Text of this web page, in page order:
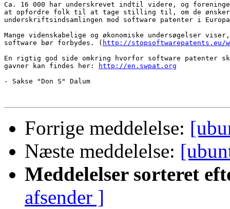
Ca. 16 000 har underskrevet indtil videre, og
at opfordre folk til at tage stilling til, om de ønsker
underskriftsindsamlingen mod software patenter i
Mange videnskabelige og økonomiske undersøgelser
software bør forbydes. ( http://stopsoftwarepatents.eu/
En rigtig god side omkring hvorfor software patenter
gavner kan findes her:
http://en.swpat.org
- Sakse "Don S" Dalum
Forrige meddelelse:
Næste meddelelse:
Meddelelser sorteret
afsender ]